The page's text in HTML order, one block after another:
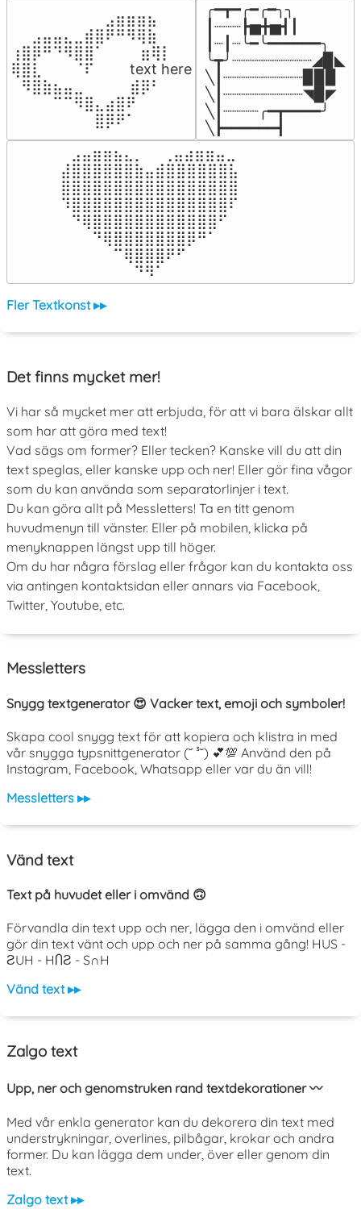
⠀⠀⠀⠀⠀⠀⠀⠀⠀⣠⣶⣶⣶⣦⠀⠀
⠀⠀⣠⣤⣤⣄⣀⣾⣿⠟⠛⠻⢿⣷⠀
⢰⣿⡿⠛⠙⠻⣿⣿⠁⠀⠀ ⠀⣶⢿⡇
⢿⣿⣇⠀⠀⠀⠈⠏⠀⠀⠀ text here
⠀⠻⣿⣷⣦⣤⣀⠀⠀⠀ ⠀⣾⡿⠃⠀
⠀⠀⠀⠀⠉⠉⠻⣿⣄⣴⣿⠟⠀⠀⠀
⠀⠀⠀⠀⠀⠀⠀⠀⣿⡿⠟⠁⠀⠀⠀
╭━┳━╭━╭━╮╮
┃┈┈┈┣▅╋▅┫┃
┃┈┃┈╰━╰━━━━━━╮
╰┳╯┈┈┈┈┈┈┈┈┈◢▉◣
╲┃┈┈┈┈┈┈┈┈┈▉▉▉
╲┃┈┈┈┈┈┈┈┈┈◥▉◤
╲┃┈┈┈┈╭━┳━━━━╯
╲┣━━━━━━┫﻿
⠀⣠⣤⣶⣶⣦⣄⡀  ⠀⢀⣤⣴⣶⣶⣤⣀⠀
⣼⣿⣿⣿⣿⣿⣿⣷⣤⣾⣿⣿⣿⣿⣿⣿⣧
⣿⣿⣿⣿⣿⣿⣿⣿⣿⣿⣿⣿⣿⣿⣿⣿⣿
⠹⣿⣿⣿⣿⣿⣿⣿⣿⣿⣿⣿⣿⣿⣿⣿⠏
⠀⠙⢿⣿⣿⣿⣿⣿⣿⣿⣿⣿⣿⣿⣿⠋⠀
⠀⠀⠀⠙⢿⣿⣿⣿⣿⣿⣿⣿⡿⠛⠁⠀⠀
⠀⠀⠀⠀⠀⠉⢿⣿⣿⣿⠟⠋⠀⠀⠀⠀⠀
⠀⠀⠀⠀⠀⠀⠀⠙⠻⠁⠀⠀⠀⠀⠀⠀⠀⠀⠀⠀⠀⠀⠀
Fler Textkonst ▸▸
Det finns mycket mer!
Vi har så mycket mer att erbjuda, för att vi bara älskar allt
som har att göra med text!
Vad sägs om former? Eller tecken? Kanske vill du att din
text speglas, eller kanske upp och ner! Eller gör fina vågor
som du kan använda som separatorlinjer i text.
Du kan göra allt på Messletters! Ta en titt genom
huvudmenyn till vänster. Eller på mobilen, klicka på
menyknappen längst upp till höger.
Om du har några förslag eller frågor kan du kontakta oss
via antingen kontaktsidan eller annars via Facebook,
Twitter, Youtube, etc.
Messletters
Snygg textgenerator 😍 Vacker text, emoji och symboler!
Skapa cool snygg text för att kopiera och klistra in med
vår snygga typsnittgenerator (˘ ³˘) 💕💯 Använd den på
Instagram, Facebook, Whatsapp eller var du än vill!
Messletters ▸▸
Vänd text
Text på huvudet eller i omvänd 🙃
Förvandla din text upp och ner, lägga den i omvänd eller
gör din text vänt och upp och ner på samma gång! HUS -
ƧUH - HႶƧ - S∩H
Vänd text ▸▸
Zalgo text
Upp, ner och genomstruken rand textdekorationer 〰️
Med vår enkla generator kan du dekorera din text med
understrykningar, overlines, pilbågar, krokar och andra
former. Du kan lägga dem under, över eller genom din
text.
Zalgo text ▸▸